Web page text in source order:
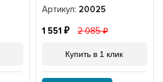
Артикул: 20025
1 551 2 085
Купить в 1 клик